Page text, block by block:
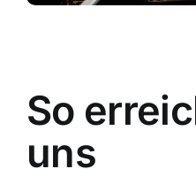
Kontakt
So
uns